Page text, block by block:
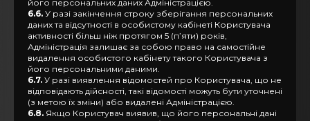
його персональних даних Адміністрацією.
6.6. У разі закінчення строку зберігання персональних
даних та відсутності в особистому кабінеті Користувача
активності більш ніж протягом 5 (п’яти) років,
Адміністрація залишає за собою право на самостійне
видалення особистого кабінету такого Користувача з
його персональними даними.
6.7. У разі виявлення відомостей про Користувача, що не
відповідають дійсності, такі відомості можуть бути уточнені
(з метою їх зміни) або видалені Адміністрацією.
6.8. Якщо Користувач виявив, що його персональні дані